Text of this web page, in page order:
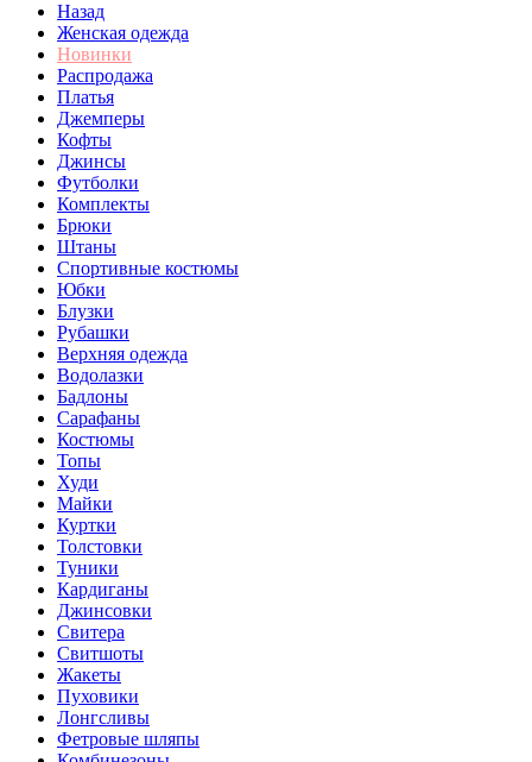
Назад
Женская одежда
Новинки
Распродажа
Платья
Джемперы
Кофты
Джинсы
Футболки
Комплекты
Брюки
Штаны
Спортивные костюмы
Юбки
Блузки
Рубашки
Верхняя одежда
Водолазки
Бадлоны
Сарафаны
Костюмы
Топы
Худи
Майки
Куртки
Толстовки
Туники
Кардиганы
Джинсовки
Свитера
Свитшоты
Жакеты
Пуховики
Лонгсливы
Фетровые шляпы